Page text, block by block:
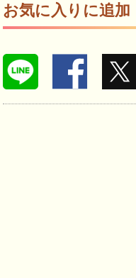
お気に入りに追加